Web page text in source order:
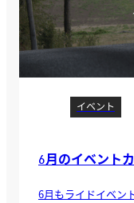
イベント
6月のイベント
6月もライドイベン